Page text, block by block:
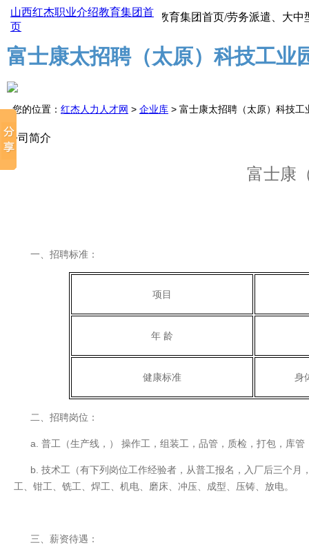
山西红杰职业介绍教育集团首
页
山西红杰职业介绍教育集团首页/劳务派遣、大中
富士康太招聘（太原）科技工业
您的位置： 红杰人力人才网 > 企业库 > 富士康太招聘（太原）科技工
公司简介
富士康
一、招聘标准：
项目
年 龄
健康标准 身
二、招聘岗位：
a. 普工（生产线，） 操作工，组装工，品管，质检，打包，库管
b. 技术工（有下列岗位工作经验者，从普工报名，入厂后三个
工、钳工、铣工、焊工、机电、磨床、冲压、成型、压铸、放电。
三、薪资待遇：